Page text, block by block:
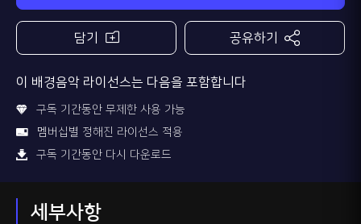
담기 공유하기
이 배경음악 라이선스는 다음을 포함합니다
구독 기간동안 무제한 사용 가능
멤버십별 정해진 라이선스 적용
구독 기간동안 다시 다운로드
세부사항